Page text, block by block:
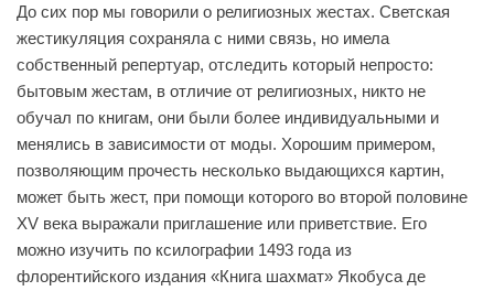
До сих пор мы говорили о религиозных жестах. Светская
жестикуляция сохраняла с ними связь, но имела
собственный репертуар, отследить который непросто:
бытовым жестам, в отличие от религиозных, никто не
обучал по книгам, они были более индивидуальными и
менялись в зависимости от моды. Хорошим примером,
позволяющим прочесть несколько выдающихся картин,
может быть жест, при помощи которого во второй половине
XV века выражали приглашение или приветствие. Его
можно изучить по ксилографии 1493 года из
флорентийского издания «Книга шахмат» Якобуса де